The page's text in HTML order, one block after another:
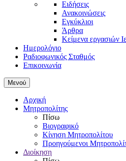
Ειδήσεις
Ανακοινώσεις
Εγκύκλιοι
Άρθρα
Κείμενα εργασιών
Ημερολόγιο
Ραδιοφωνικός Σταθμός
Επικοινωνία
Μενού
Αρχική
Μητροπολίτης
Πίσω
Βιογραφικό
Κίνηση Μητροπολίτου
Προηγούμενοι
Διοίκηση